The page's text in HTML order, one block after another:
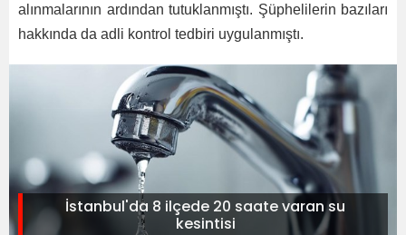
alınmalarının ardından tutuklanmıştı. Şüphelilerin bazıları
hakkında da adli kontrol tedbiri uygulanmıştı.
İstanbul'da 8 ilçede 20 saate varan su
kesintisi